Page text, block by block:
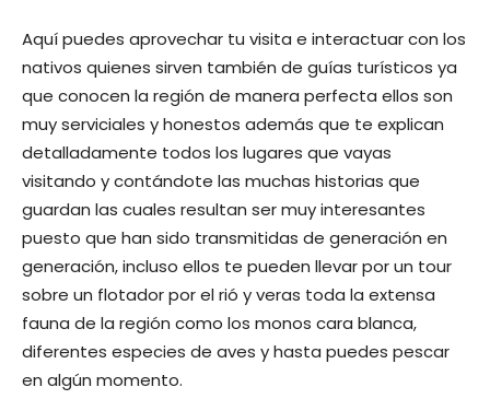
Aquí puedes aprovechar tu visita e interactuar con los
nativos quienes sirven también de guías turísticos ya
que conocen la región de manera perfecta ellos son
muy serviciales y honestos además que te explican
detalladamente todos los lugares que vayas
visitando y contándote las muchas historias que
guardan las cuales resultan ser muy interesantes
puesto que han sido transmitidas de generación en
generación, incluso ellos te pueden llevar por un tour
sobre un flotador por el rió y veras toda la extensa
fauna de la región como los monos cara blanca,
diferentes especies de aves y hasta puedes pescar
en algún momento.